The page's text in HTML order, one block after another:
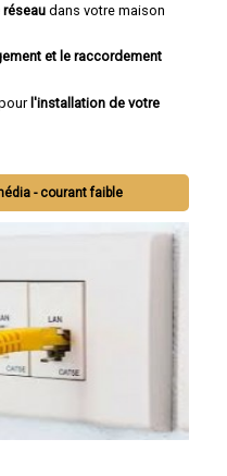
réseau dans votre maison
et le raccordement
l'installation de votre
- courant faible